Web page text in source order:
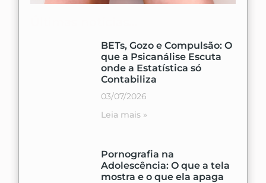
BETs, Gozo e Compulsão: O
que a Psicanálise Escuta
onde a Estatística só
Contabiliza
03/07/2026
Leia mais »
Pornografia na
Adolescência: O que a tela
mostra e o que ela apaga